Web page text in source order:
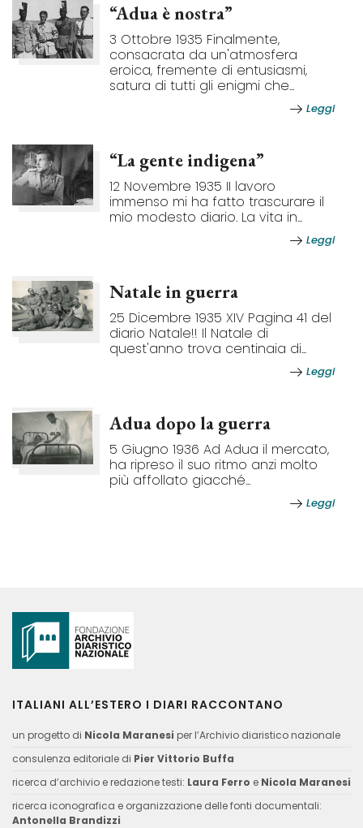
“Adua è nostra”
3 Ottobre 1935 Finalmente,
consacrata da un'atmosfera
eroica, fremente di entusiasmi,
satura di tutti gli enigmi che...
Leggi
“La gente indigena”
12 Novembre 1935 II lavoro
immenso mi ha fatto trascurare il
mio modesto diario. La vita in...
Leggi
Natale in guerra
25 Dicembre 1935 XIV Pagina 41 del
diario Natale!! Il Natale di
quest'anno trova centinaia di...
Leggi
Adua dopo la guerra
5 Giugno 1936 Ad Adua il mercato,
ha ripreso il suo ritmo anzi molto
più affollato giacché...
Leggi
ITALIANI ALL’ESTERO I DIARI RACCONTANO
un progetto di Nicola Maranesi per l’Archivio diaristico nazionale
consulenza editoriale di Pier Vittorio Buffa
ricerca d’archivio e redazione testi: Laura Ferro e Nicola Maranesi
ricerca iconografica e organizzazione delle fonti documentali:
Antonella Brandizzi